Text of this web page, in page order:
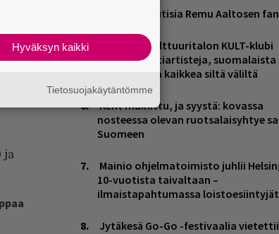
ja
Mainioita uutisia Remu Aaltosen
Helsingin Kulttuuritalon KULT-klubi
tarjoaa kulttiartisteja, suomalaista
osaamista ja kaikkea siltä väliltä
Kent mainittu, ja syystä: kovassa
nosteessa olevan ruotsalaisyhtye
Suomeen
Mainio ohjelmatoimisto juhlii
10-vuotista taivaltaan –
ilmaistapahtumassa loistoesiintyjät
Jytäkesä Go-Go -festivaalia
Hyväksyn kaikki
Tietosuojakäytäntömme